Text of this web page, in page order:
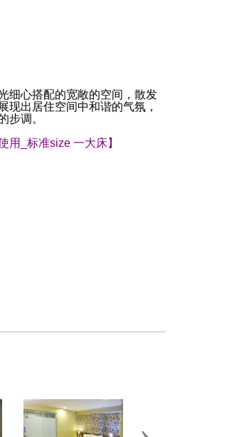
细心搭配的宽敞的空间，散发
现出居住空间中和谐的气氛，
步调。
用_标准size 一大床】